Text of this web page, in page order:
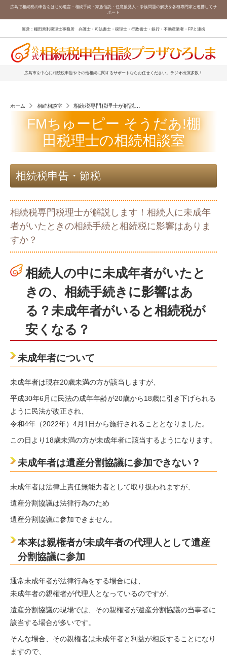
広島で相続税の申告をはじめ遺言・相続手続・家族信託・任意後見人・争族問題の解決を各種専門家と連携してサ
ポート
運営：棚田秀利税理士事務所 弁護士・司法書士・税理士・行政書士・銀行・不動産業者・FPと連携
広島市を中心に相続税申告やその他相続に関するサポートならお任せください。ラジオ出演多数！
ホーム 相続相談室 相続税専門税理士が解説します！相続人に未成年者がいた
FMちゅーピー そうだあ!棚
田税理士の相続相談室
相続税申告・節税
相続税専門税理士が解説します！相続人に未成年
者がいたときの相続手続と相続税に影響はありま
すか？
相続人の中に未成年者がいたと
きの、相続手続きに影響はあ
る？未成年者がいると相続税が
安くなる？
未成年者について
未成年者は現在20歳未満の方が該当しますが、
平成30年6月に民法の成年年齢が20歳から18歳に引き下げられる
ように民法が改正され、
令和4年（2022年）4月1日から施行されることとなりました。
この日より18歳未満の方が未成年者に該当するようになります。
未成年者は遺産分割協議に参加できない？
未成年者は法律上責任無能力者として取り扱われますが、
遺産分割協議は法律行為のため
遺産分割協議に参加できません。
本来は親権者が未成年者の代理人として遺産
分割協議に参加
通常未成年者が法律行為をする場合には、
未成年者の親権者が代理人となっているのですが、
遺産分割協議の現場では、その親権者が遺産分割協議の当事者に
該当する場合が多いです。
そんな場合、その親権者は未成年者と利益が相反することになり
ますので、